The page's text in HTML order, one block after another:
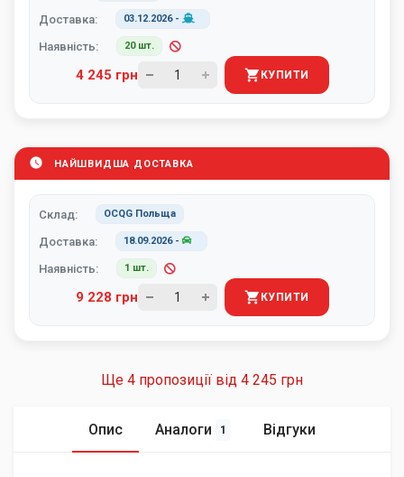
Доставка: 03.12.2026-
Наявність: 20 шт.
4 245 грн КУПИТИ
НАЙШВИДША ДОСТАВКА
Склад: OCQG Польща
Доставка: 18.09.2026-
Наявність: 1 шт.
9 228 грн КУПИТИ
Ще 4 пропозиції від 4 245 грн
Опис Аналоги 1 Відгуки